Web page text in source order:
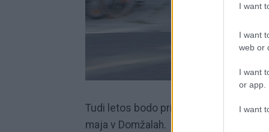
I want
I want
web or
I want
or app.
I want
Tudi letos bodo pripravili brezplačne
maja v Domžalah.